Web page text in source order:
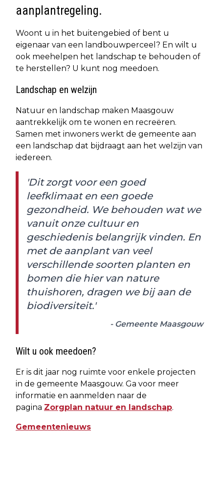
aanplantregeling.
Woont u in het buitengebied of bent u
eigenaar van een landbouwperceel? En wilt u
ook meehelpen het landschap te behouden of
te herstellen? U kunt nog meedoen.
Landschap en welzijn
Natuur en landschap maken Maasgouw
aantrekkelijk om te wonen en recreëren.
Samen met inwoners werkt de gemeente aan
een landschap dat bijdraagt aan het welzijn van
iedereen.
'Dit zorgt voor een goed
leefklimaat en een goede
gezondheid. We behouden wat we
vanuit onze cultuur en
geschiedenis belangrijk vinden. En
met de aanplant van veel
verschillende soorten planten en
bomen die hier van nature
thuishoren, dragen we bij aan de
biodiversiteit.'
- Gemeente Maasgouw
Wilt u ook meedoen?
Er is dit jaar nog ruimte voor enkele projecten
in de gemeente Maasgouw. Ga voor meer
informatie en aanmelden naar de
pagina Zorgplan natuur en landschap.
Gemeentenieuws